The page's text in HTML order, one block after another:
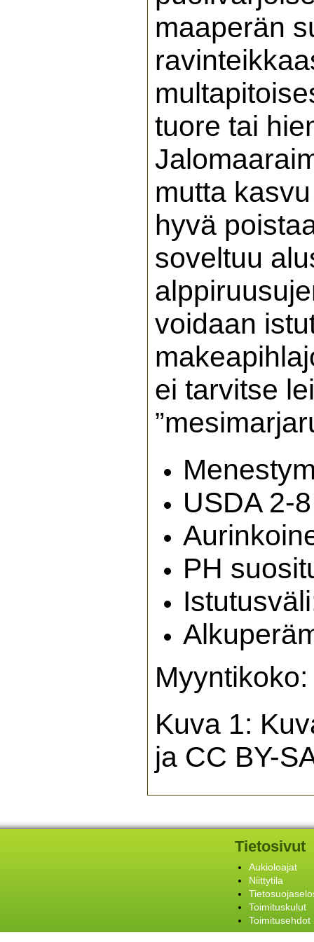
maaperän
tuore tai
mutta
hyvä
soveltuu
voidaan
ei tarvitse
USDA 2-8
PH
Kuva 1:
ja CC BY-
Tietosivut
Aukioloajat
Niittytila
Toimituskulut
Toimitusehdot